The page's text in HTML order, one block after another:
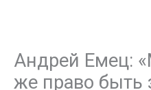
Андрей Емец:
же право быть